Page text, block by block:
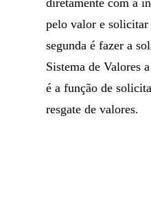
diretamente com a
pelo valor e
segunda é fazer a
Sistema de Valores
é a função de
resgate de valores.